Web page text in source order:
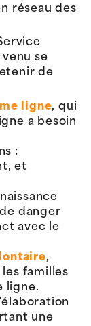
réseau des
venu se
de
ligne, qui
a besoin
:
et
danger
avec le
,
familles
ligne.
une